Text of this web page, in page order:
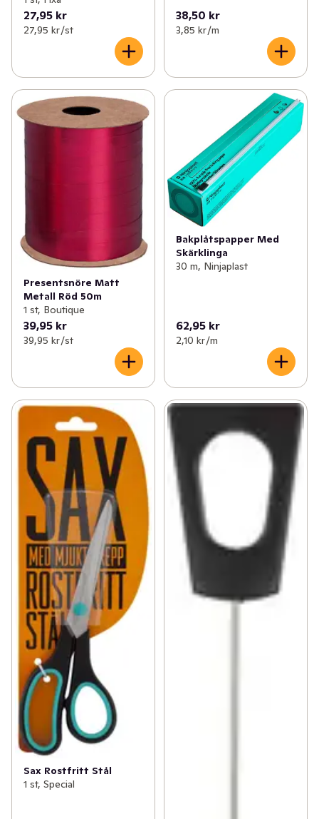
27,95 kr
27,95 kr /st
38,50 kr
3,85 kr /m
Presentsnöre Matt
Metall Röd 50m
1 st, Boutique
39,95 kr
39,95 kr /st
Bakplåtspapper Med
Skärklinga
30 m, Ninjaplast
62,95 kr
2,10 kr /m
Sax Rostfritt Stål
1 st, Special